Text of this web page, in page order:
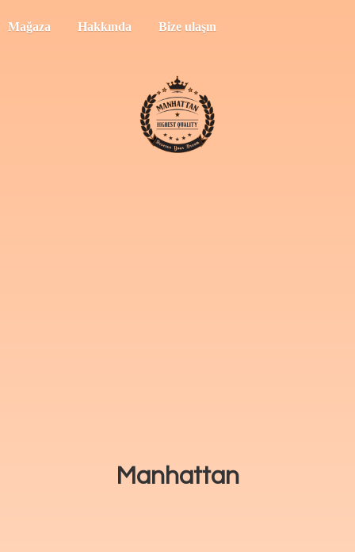
Mağaza Hakkında Bize ulaşın
Manhattan